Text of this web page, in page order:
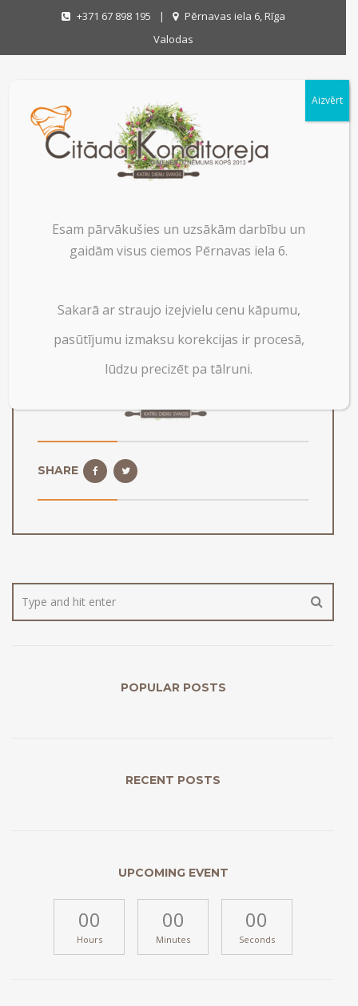
+371 67 898 195 |
Pērnavas iela 6, Rīga
Valodas
LOGO-JANI on11/06/2018 | No Comments
SHARE
POPULAR POSTS
RECENT POSTS
UPCOMING EVENT
00
Hours
00
Minutes
00
Seconds
Esam pārvākušies un uzsākām darbību un
gaidām visus ciemos Pērnavas iela 6.
Sakarā ar straujo izejvielu cenu kāpumu,
pasūtījumu izmaksu korekcijas ir procesā,
lūdzu precizēt pa tālruni.
Aizvērt